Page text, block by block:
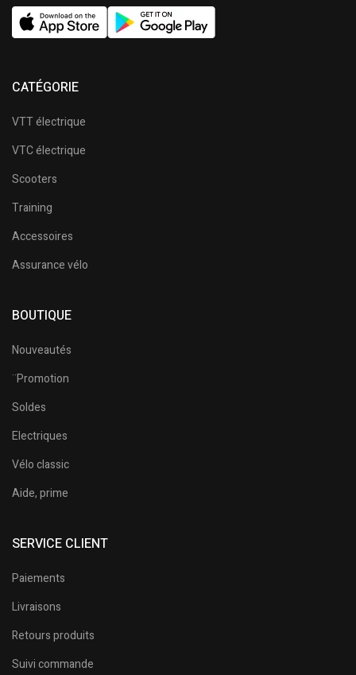
CATÉGORIE
VTT électrique
VTC électrique
Scooters
Training
Accessoires
Assurance vélo
BOUTIQUE
Nouveautés
¨Promotion
Soldes
Electriques
Vélo classic
Aide, prime
SERVICE CLIENT
Paiements
Livraisons
Retours produits
Suivi commande